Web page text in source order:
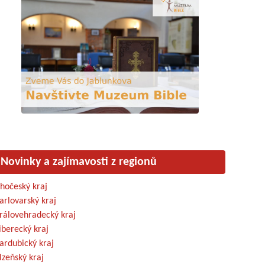
Novinky a zajímavosti z regionů
kraj
kraj
kraj
kraj
kraj
kraj